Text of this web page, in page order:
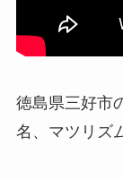
徳島県三好市
名、マツリズ